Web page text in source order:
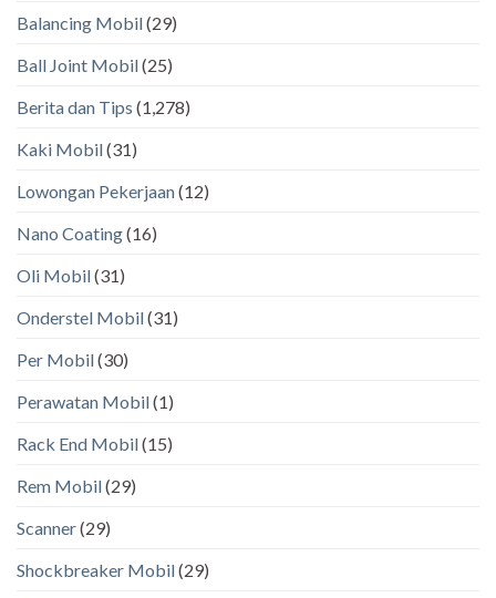
Balancing Mobil(29)
Ball Joint Mobil(25)
Berita dan Tips (1,278)
Kaki Mobil(31)
Lowongan Pekerjaan(12)
Nano Coating(16)
Oli Mobil(31)
Onderstel Mobil(31)
Per Mobil(30)
Perawatan Mobil(1)
Rack End Mobil(15)
Rem Mobil(29)
Scanner(29)
Shockbreaker Mobil(29)